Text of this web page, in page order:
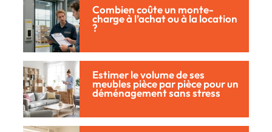
Combien coûte un monte-
charge à l’achat ou à la location
?
Estimer le volume de ses
meubles pièce par pièce pour un
déménagement sans stress